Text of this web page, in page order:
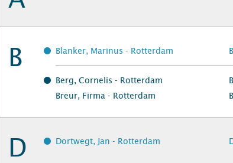
B Blanker, Marinus - Rotterdam
Berg, Cornelis - Rotterdam
Breur, Firma - Rotterdam
D Dortwegt, Jan - Rotterdam